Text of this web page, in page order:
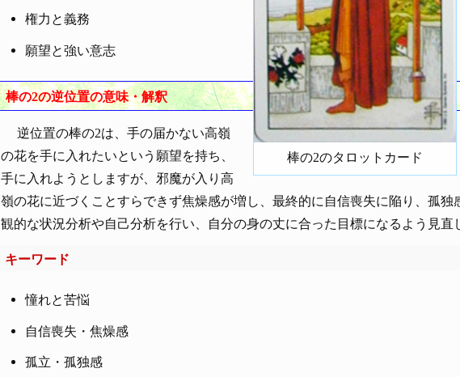
棒の2のタロットカード
権力と義務
願望と強い意志
棒の2の逆位置の意味・解釈
逆位置の棒の2は、手の届かない高嶺
の花を手に入れたいという願望を持ち、
手に入れようとしますが、邪魔が入り高
嶺の花に近づくことすらできず焦燥感が増し、最終的に自信喪失に陥り、孤
観的な状況分析や自己分析を行い、自分の身の丈に合った目標になるよう見直
キーワード
憧れと苦悩
自信喪失・焦燥感
孤立・孤独感